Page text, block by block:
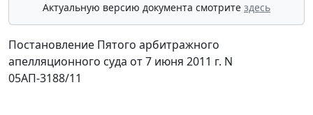
Актуальную версию документа смотрите здесь
Постановление Пятого арбитражного
апелляционного суда от 7 июня 2011 г. N
05АП-3188/11